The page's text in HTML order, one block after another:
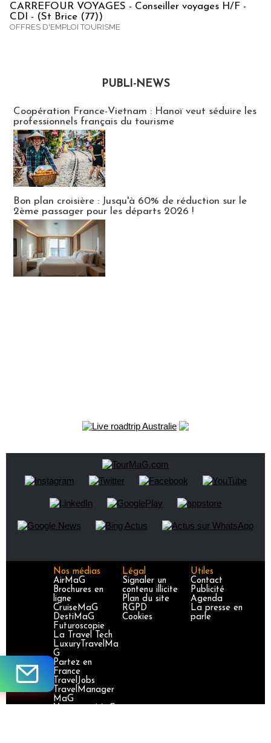
CARREFOUR VOYAGES - Conseiller voyages H/F -
CDI - (St Brice (77))
OFFRES D'EMPLOI TOURISME
PUBLI-NEWS
Coopération France-Vietnam : Hanoï veut séduire les
professionnels français du tourisme
Bon plan croisière : Jusqu'à 60% de réduction sur le
2ème passager pour les départs 2026 !
Nos médias
AirMaG
Brochures en
ligne
CruiseMaG
DestiMaG
Futuroscopie
La Travel Tech
LuxuryTravelMa
G
Partez en
France
TravelJobs
TravelManager
MaG
Légal
Signaler un
contenu illicite
Plan du site
RGPD
Cookies
Utiles
Contact
Publicité
Agenda
La presse en
parle